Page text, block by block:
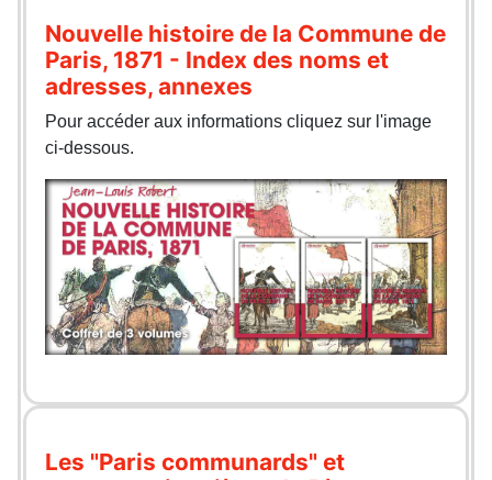
Nouvelle histoire de la Commune de
Paris, 1871 - Index des noms et
adresses, annexes
Pour accéder aux informations cliquez sur l'image
ci-dessous.
Les "Paris communards" et